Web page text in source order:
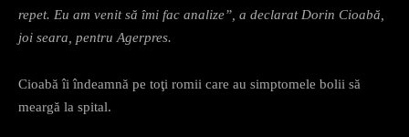
repet. Eu am venit să îmi fac analize”, a declarat Dorin Cioabă,
joi seara, pentru Agerpres.
Cioabă îi îndeamnă pe toţi romii care au simptomele bolii să
meargă la spital.